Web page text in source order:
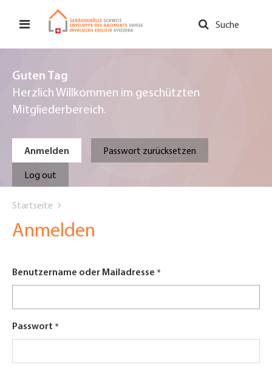
zum
Suche
Guten Tag
Herzlich Willkommen im geschützten
Mitgliederbereich.
Primary
tabs
Anmelden Passwort zurücksetzen
Log out
are
here
Startseite
Anmelden
Benutzername oder Mailadresse
Passwort